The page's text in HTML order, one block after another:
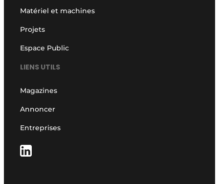
Matériel et machines
Projets
Espace Public
LIENS UTILS
Magazines
Annoncer
Entreprises